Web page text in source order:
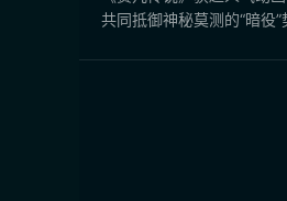
共同抵御神秘莫测的“暗役